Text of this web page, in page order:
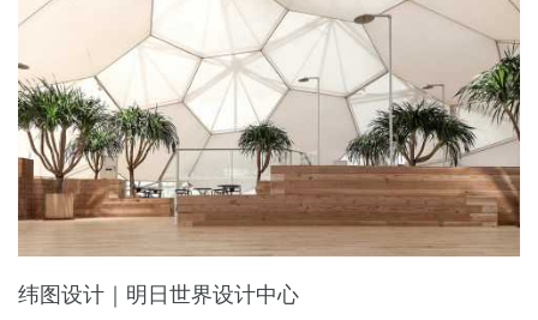
纬图设计｜明日世界设计中心